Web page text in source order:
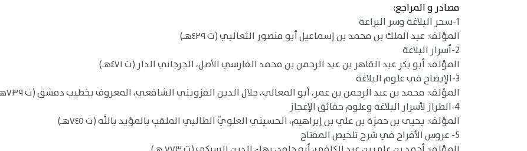
مصادر و المراجع:
1-سحر البلاغة وسر البراعة
المؤلف: عبد الملك بن محمد بن إسماعيل أبو منصور الثعالبي (ت ٤٢٩هـ)
2-أسرار البلاغة
المؤلف: أبو بكر عبد القاهر بن عبد الرحمن بن محمد الفارسي الأصل، الجرجاني الدار (ت ٤٧١هـ)
3-الإيضاح في علوم البلاغة
المؤلف: محمد بن عبد الرحمن بن عمر، أبو المعالي، جلال الدين القزويني الشافعي، المعروف بخطيب دمشق (ت ٧٣٩هـ)
4-الطراز لأسرار البلاغة وعلوم حقائق الإعجاز
المؤلف: يحيى بن حمزة بن علي بن إبراهيم، الحسيني العلويّ الطالبي الملقب بالمؤيد باللَّه (ت ٧٤٥هـ)
5- عروس الأفراح في شرح تلخيص المفتاح